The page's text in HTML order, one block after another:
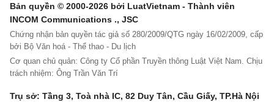
không?
24. Thủ tục chốt sổ BHXH cho người lao động
25. Năm 2018: Tiền thưởng có được tính đóng BHXH hay không?
26. Năm 2018: Doanh nghiệp không phải đóng BHXH bắt buộc
cho ai?
Bản quyền © 2000-2026 bởi LuatVietnam - Thành viên
INCOM Communications ., JSC
Chứng nhận bản quyền tác giả số 280/2009/QTG ngày 16/02/2009, cấp
bởi Bộ Văn hoá - Thể thao - Du lịch
Cơ quan chủ quản: Công ty Cổ phần Truyền thông Luật Việt Nam. Chịu
trách nhiệm: Ông Trần Văn Trí
Trụ sở: Tầng 3, Toà nhà IC, 82 Duy Tân, Cầu Giấy, TP.Hà Nội